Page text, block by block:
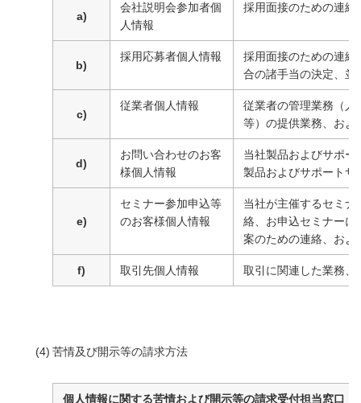
a)
会社説明会参加者個
人情報
採用面接のための連絡
b)
採用応募者個人情報
採用面接のための連絡
合の諸手当の決定、並
c)
従業者個人情報
従業者の管理業務（人
等）の提供業務、およ
d)
お問い合わせのお客
様個人情報
当社製品およびサポ
製品およびサポートサ
e)
セミナー参加申込等
のお客様個人情報
当社が主催するセミ
絡、お申込セミナーに
案のための連絡、およ
f) 取引先個人情報 取引に関連した業務、
(4) 苦情及び開示等の請求方法
個人情報に関する苦情および開示等の請求受付担当窓口